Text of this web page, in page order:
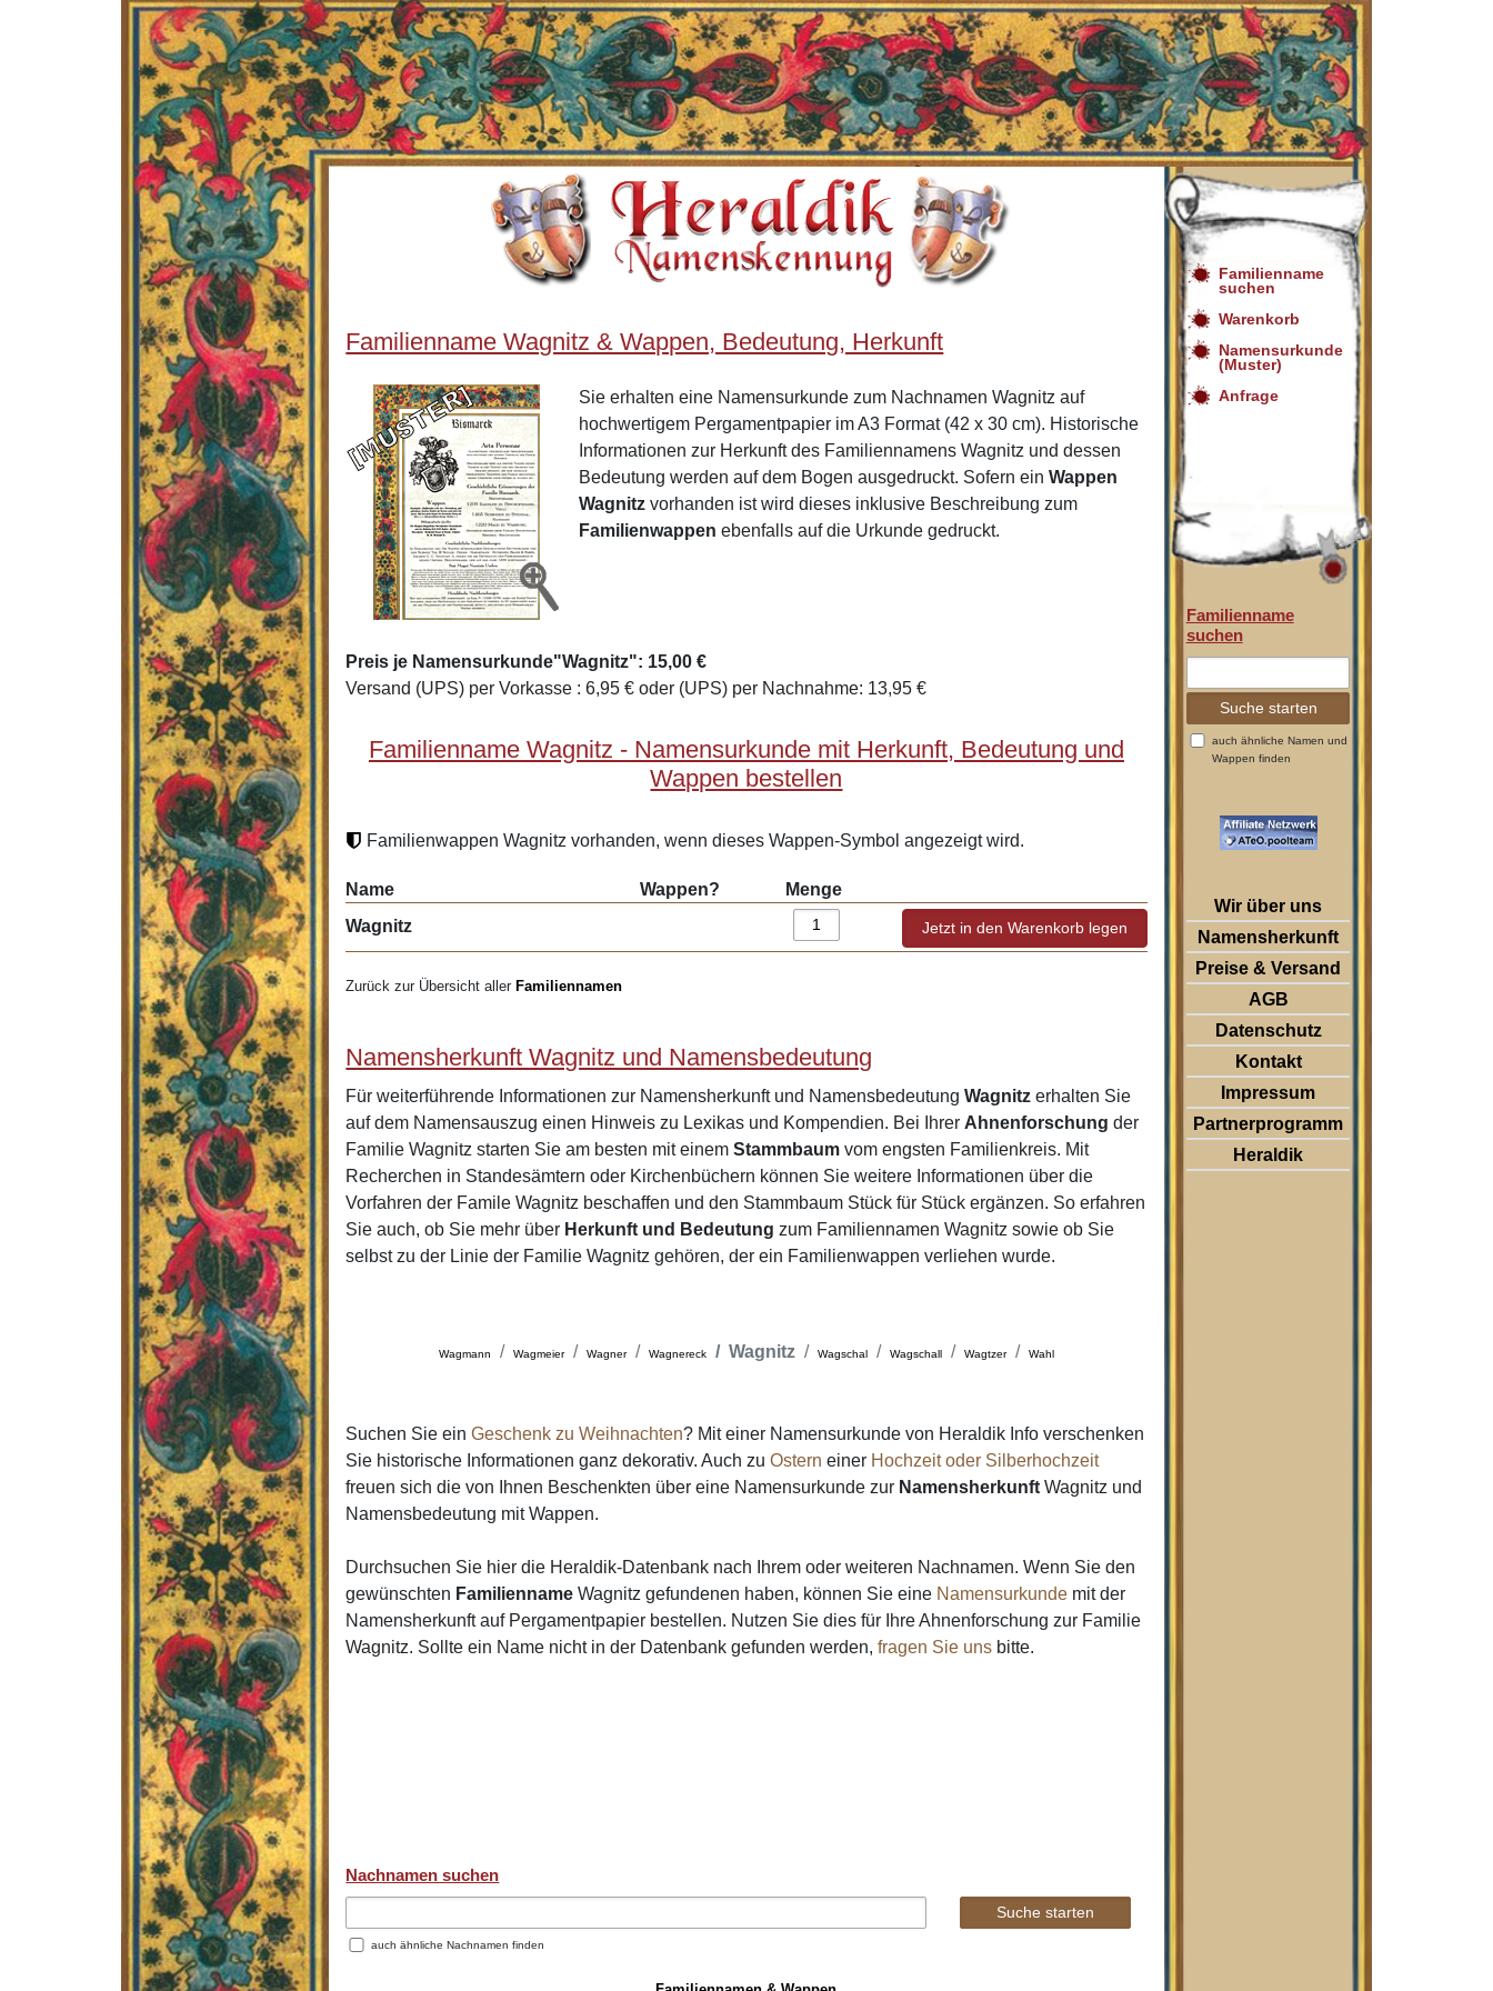
Familienname Wagnitz & Wappen, Bedeutung, Herkunft
Sie erhalten eine Namensurkunde zum Nachnamen Wagnitz auf
hochwertigem Pergamentpapier im A3 Format (42 x 30 cm). Historische
Informationen zur Herkunft des Familiennamens Wagnitz und dessen
Bedeutung werden auf dem Bogen ausgedruckt. Sofern einWappen
Wagnitz vorhanden ist wird dieses inklusive Beschreibung zum
Familienwappen ebenfalls auf die Urkunde gedruckt.
Preis je Namensurkunde"Wagnitz": 15,00 €
Versand (UPS) per Vorkasse : 6,95 € oder (UPS) per Nachnahme: 13,95 €
Familienname Wagnitz - Namensurkunde mit Herkunft, Bedeutung und
Wappen bestellen
Familienwappen Wagnitz vorhanden, wenn dieses Wappen-Symbol angezeigt wird.
Name Wappen?
Menge
Wagnitz
Zurück zur Übersicht aller Familiennamen
Namensherkunft Wagnitz und Namensbedeutung
Für weiterführende Informationen zur Namensherkunft und NamensbedeutungWagnitz erhalten Sie
auf dem Namensauszug einen Hinweis zu Lexikas und Kompendien. Bei Ihrer Ahnenforschung der
Familie Wagnitz starten Sie am besten mit einemStammbaum vom engsten Familienkreis. Mit
Recherchen in Standesämtern oder Kirchenbüchern können Sie weitere Informationen über die
Vorfahren der Famile Wagnitz beschaffen und den Stammbaum Stück für Stück ergänzen. So erfahren
Sie auch, ob Sie mehr über Herkunft und Bedeutung zum Familiennamen Wagnitz sowie ob Sie
selbst zu der Linie der Familie Wagnitz gehören, der ein Familienwappen verliehen wurde.
Wagmann Wagmeier Wagner Wagnereck Wagnitz Wagschal Wagschall Wagtzer Wahl
Suchen Sie einGeschenk zu Weihnachten? Mit einer Namensurkunde von Heraldik Info verschenken
Sie historische Informationen ganz dekorativ. Auch zuOstern einer Hochzeit oder Silberhochzeit
freuen sich die von Ihnen Beschenkten über eine Namensurkunde zur Namensherkunft Wagnitz und
Namensbedeutung mit Wappen.
Durchsuchen Sie hier die Heraldik-Datenbank nach Ihrem oder weiteren Nachnamen. Wenn Sie den
gewünschten Familienname Wagnitz gefundenen haben, können Sie eine Namensurkunde mit der
Namensherkunft auf Pergamentpapier bestellen. Nutzen Sie dies für Ihre Ahnenforschung zur Familie
Wagnitz. Sollte ein Name nicht in der Datenbank gefunden werden,fragen Sie uns bitte.
Nachnamen suchen
auch ähnliche Nachnamen finden
Familienname
suchen
Warenkorb
Namensurkunde
(Muster)
Anfrage
Familienname
suchen
auch ähnliche Namen und
Wappen finden
Wir über uns
Namensherkunft
Preise & Versand
AGB
Datenschutz
Kontakt
Impressum
Partnerprogramm
Heraldik